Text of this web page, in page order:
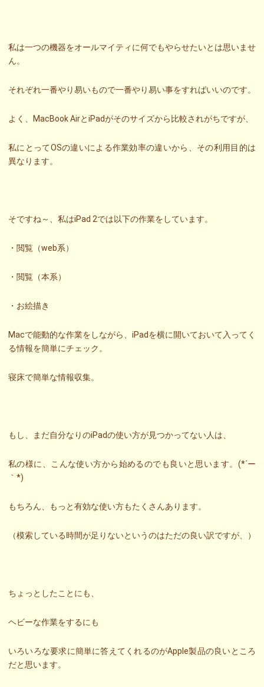
私は一つの機器をオールマイティに何でもやらせたいとは思いませ
ん。
それぞれ一番やり易いもので一番やり易い事をすればいいのです。
よく、MacBook AirとiPadがそのサイズから比較されがちですが、
私にとってOSの違いによる作業効率の違いから、その利用目的は
異なります。
そですね～、私はiPad 2では以下の作業をしています。
・閲覧（web系）
・閲覧（本系）
・お絵描き
Macで能動的な作業をしながら、iPadを横に開いておいて入ってく
る情報を簡単にチェック。
寝床で簡単な情報収集。
もし、まだ自分なりのiPadの使い方が見つかってない人は、
私の様に、こんな使い方から始めるのでも良いと思います。(*´ー
｀*)
もちろん、もっと有効な使い方もたくさんあります。
（模索している時間が足りないというのはただの良い訳ですが、）
ちょっとしたことにも、
ヘビーな作業をするにも
いろいろな要求に簡単に答えてくれるのがApple製品の良いところ
だと思います。